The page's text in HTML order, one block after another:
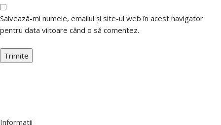
Salvează-mi numele, emailul și site-ul web în acest navigator
pentru data viitoare când o să comentez.
Informatii